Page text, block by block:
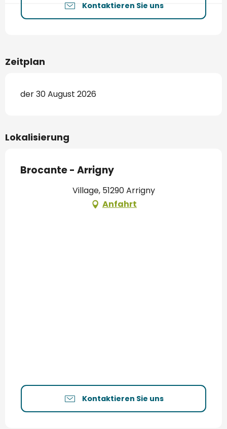
Kontaktieren Sie uns
Zeitplan
der 30 August 2026
Lokalisierung
Brocante - Arrigny
Village, 51290 Arrigny
Anfahrt
Kontaktieren Sie uns